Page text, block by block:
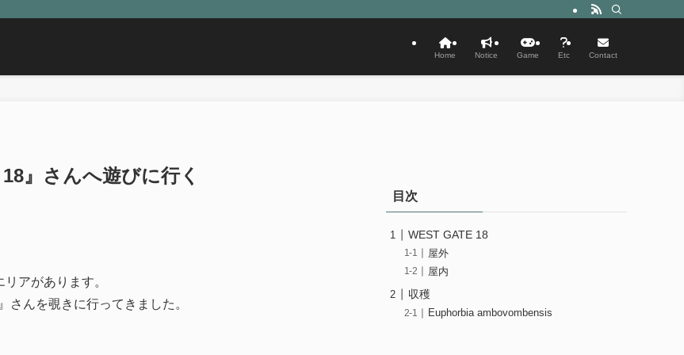
Home Notice Game Etc Contact
』さんへ遊びに行く
アがあります。
さんを覗きに行ってきました。
目次
WEST GATE 18
屋外
屋内
収穫
Euphorbia ambovombensis